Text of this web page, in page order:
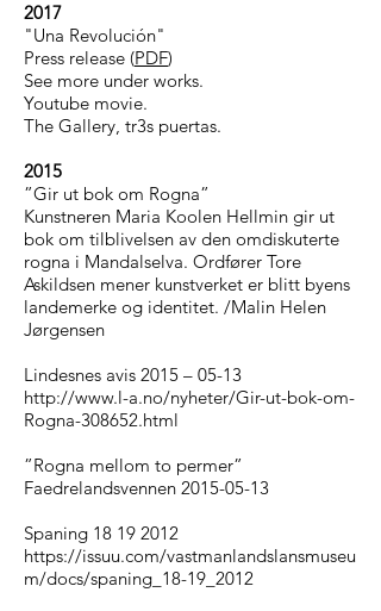
2017
"Una Revolución"
Press release (PDF)
See more under works.
Youtube movie.
The Gallery, tr3s puertas.
2015
”Gir ut bok om Rogna”
Kunstneren Maria Koolen Hellmin gir ut
bok om tilblivelsen av den omdiskuterte
rogna i Mandalselva. Ordfører Tore
Askildsen mener kunstverket er blitt byens
landemerke og identitet. /Malin Helen
Jørgensen
Lindesnes avis 2015 – 05-13
http://www.l-a.no/nyheter/Gir-ut-bok-om-
Rogna-308652.html
”Rogna mellom to permer”
Faedrelandsvennen 2015-05-13
Spaning 18 19 2012
https://issuu.com/vastmanlandslansmuseu
m/docs/spaning_18-19_2012